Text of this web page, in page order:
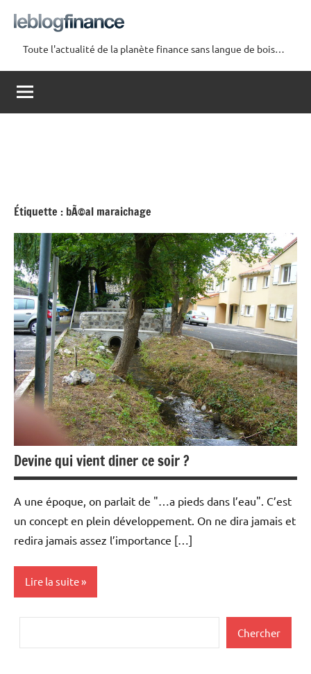
contenu
Le
Blog
Finance
Toute l'actualité de la planète finance sans langue de bois…
Étiquette : bÃ©al maraichage
Devine qui vient diner ce soir ?
A une époque, on parlait de "…a pieds dans l’eau". C’est
un concept en plein développement. On ne dira jamais et
redira jamais assez l’importance […]
Lire la suite
Immobilier
Chercher